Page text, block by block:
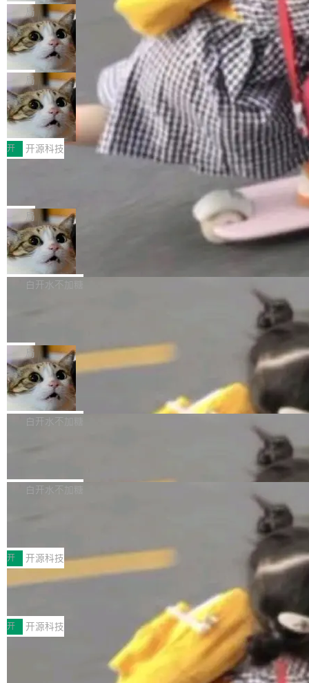
工具升级为企业的质量基础设施。 CIO面对的新
现实 过去两年，CIO们的焦虑清单上多了两项：
一是如何让大模型和智能体应用安全地从PoC走
向生产，二是如何让测试团队跟得上AI应用...
章从一个简单的例子切入。一个网站的深色主题
设置，如果用布尔值 + 可空字段来表示——bool
ean 表示是否可切换，nullable 的默认模式、浅
色方案、深色方案——会产生大量无意义的组
合。方案缺了、配置冲突了、全 null 了。要知道
哪些组合有效，作者说，你得靠"文档、校验、或
者部落知识"。 换个写法。Rust 的 enum，两个
变体：Switchable...
S。如果你只看官方博客，你会觉得这是又一
个"AI 知识库 + 聊天机器人"——每个大厂都在
做，没什么新鲜的。 但 Kenton Varda 在 Twitte
r 上把事情说清楚了： 今天我们发布了 Cloudfla
re OS，一个带连接器的聊天机器人，跟其他所
有科技公司做的一样。只不过，实际上它不一
样。这是 Sandstorm.io 的重制版，我十年前的
那个创业公司。不同的是，这次它构建在 Cloudf
lare Workers 上——我花了九年时间搭建的平台
——并且深度集成了 AI。这基本上是我十年秘密
局
Deno 团队开源 Celld，可自托管的分
布式 Durable Objects
Ryan Dahl 领导的 Deno 团队推出了最新开源项
目 Celld，一个能在自己机器上运行 Cloudflare
Workers 和 Durable Objects 的守护进程。 设
计思路很直接：每个对象是一个独立的 SQLite
数据库，按名称寻址，复制到你自己的 S3 兼容
存储库里。节点之间只通过这个存储库协调——
没有控制平面，没有共识协议。每个对象自带一
个小型数据库，应用天然按分片构建，单个数据
库的竞争和爆炸半径问题在设计层面就被消除
了。 闲置的 cell 会休眠到几乎不占资源。当 cel
l 迁移或唤醒时，新宿主从 S3 恢复 SQLite 数据
库继续执行。存储库是持久化的唯一真相...
局
鲁大师7月新机性能/流畅/AI榜：vivo夺
性能、流畅双第一，三星Galaxy Z系列
新折叠缺席
2026年7月的手机市场，由于存储等硬件成本暴
增，手机厂商的日子也不好过啊，新机速度明显
放缓，因此硝烟味淡了许多。新机参数规格除开
高价的三星折叠（三星Galaxy Z Fold8 Ultra / Z
Fold8 / Z Flip8）外，其余要么是中低端机器，
例如iQOO Z11i、REDMI Note 17、REDMI No
te 17 Pro、OPPO K15，要么是vivo X300 E这
样的次旗舰。 Galaxy Z Fold8 Ultra / Z Fold8 /
Z Flip8三款折叠屏新机均在7月22日发布，且全
部搭载骁龙8 Elite Gen5 for Galaxy，它们本该
开 开源科技
Zed 编辑器团队发布了新项目——DeltaDB，一
个在 git commit 之间记录每一次编辑操作的版
本控制系统。目前处于 Early Access 阶段。 De
ltaDB 的核心思路直接写在 landing page 最显
眼的位置：「Software is made between com
mits」——软件是在 commit 之间写出来的。git
是把这段空隙补上。 回退到任何一次编辑：Delt
aDB 捕获 commit 之间的每一次操作，...
局
SpaceXAI 单季资本开支达 183 亿美元
根据风险投资人Tomer Tunguz 博客（VC 分
析）披露的最新分析与第二季度业绩报告，Spac
微软同期总资本开支的四成。 与亚马逊、Alpha
bet、微软以及 Meta 等传统科技巨头相比，Spa
ceXAI的资金消耗速度尤为引人瞩目。然而，支
撑庞大支出的资金来源却呈现出截然不同的面
貌。数据显示，微软和 Meta 主要依托充沛的经
白开水不加糖
一个在终端里运行的编程 agent；Muse Spark
1.2，驱动这个 agent 的新模型。一句话概括：
你可以用 curl -fsSL https://dev.meta.ai/install.
sh | bash 安装一个能在大项目里自动规划、写
代码、验证结果的 AI 终端工具。 据介绍，Muse
个主 agent 循环，外加一组后台 agent。这些后
局
美团开源 LoHoSearch，用知识图谱校
准 AI 能力认知
机器出题的前提，是让机器拥有全局视野。整个
构建流程可以分为四个环节：建图 → 控制难度
白开水不加糖
库，并将作为transport接入Mooncake TENT。
MPComm将作为一种传输引擎接入Mooncake T
ENT，实现零拷贝传输性能提升30%、非零拷贝
传输性能最高提升5倍。UCL-MPComm底层基
于自研UCL-Engine通信引擎，后续腾讯网平将
持续开源更多基于UCL-Engine的高性能通信组
件。 腾讯网平团队在UCL-MPComm中实现了一
个独立于业务线程的全局通信引擎（Engine），
白开水不加糖
型案例入选名单》，深信服“面向企业研发场景的
开源 AI 编程平台 CoStrict 应用”凭借卓越的技术
创新与落地成效成功入选。 全链路私有化部署，
助力企业AI研发安全落地 当前，越来越多企业已
经开始引入 AI Coding 工具，通过调用公有云模
型或企业内部部署模型提升研发效率。但随着 AI
Coding 从个人辅助工具逐步走向团队级、组织
级应用，企业在规模化落地过程中，对安全性、
开 开源科技
深信服AI算力网关入选工信部人工智能
前不久，工业和信息化部正式发布《2025年人工
智能应用典型案例名单》，集中展示人工智能在
各领域的应用成果，覆盖技术底座、行业赋能、
产品应用、支撑保障、专题等五大方向。深信服
AI算力网关（AI创新平台）成功入选！ 随着各行
开 开源科技
Jeff Dean 离开 Google：一个时代的结
束，一个实验室的开始
Google 员工编号 20。MapReduce 作者之一。